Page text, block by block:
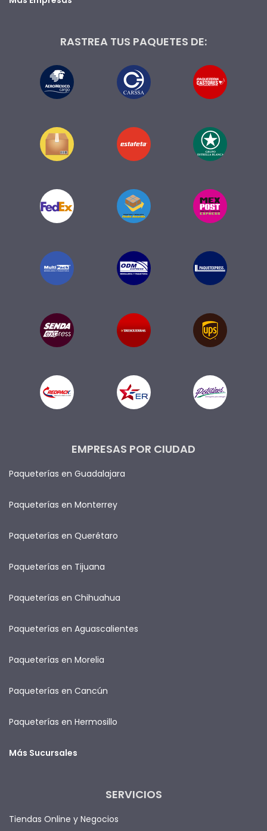
RASTREA TUS PAQUETES DE:
EMPRESAS POR CIUDAD
Paqueterías en Guadalajara
Paqueterías en Monterrey
Paqueterías en Querétaro
Paqueterías en Tijuana
Paqueterías en Chihuahua
Paqueterías en Aguascalientes
Paqueterías en Morelia
Paqueterías en Cancún
Paqueterías en Hermosillo
Más Sucursales
SERVICIOS
Tiendas Online y Negocios